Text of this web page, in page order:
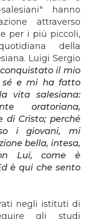
hanno
attraverso
per i più piccoli,
della
Luigi Sergio
il mio
e mi ha fatto
vita salesiana:
oratoriana,
di Cristo; perché
i giovani, mi
bella, intesa,
Lui, come è
è qui che sento
negli istituti di
gli studi